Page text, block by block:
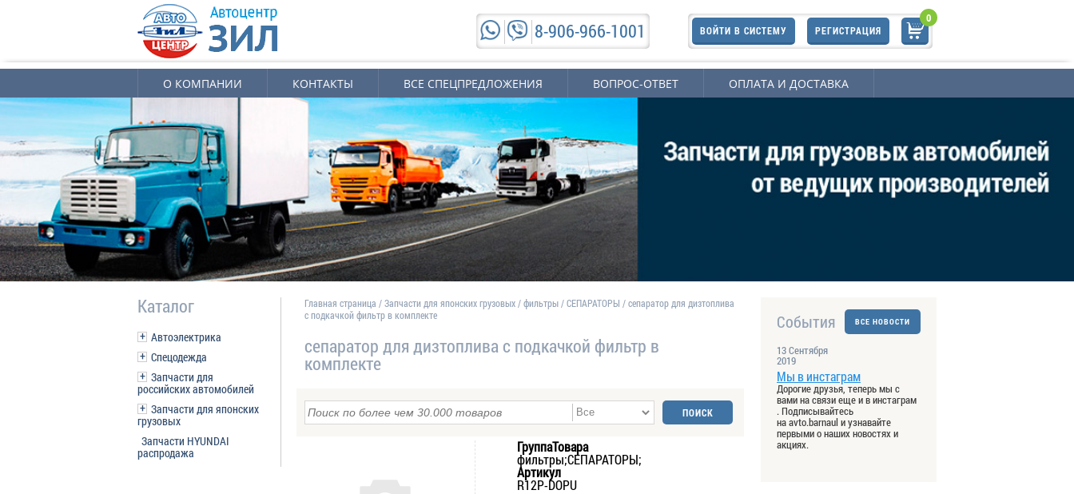
8-906-966-1001
0
ВОЙТИ В СИСТЕМУ РЕГИСТРАЦИЯ
О КОМПАНИИ КОНТАКТЫ ВСЕ СПЕЦПРЕДЛОЖЕНИЯ ВОПРОС-ОТВЕТ ОПЛАТА И ДОСТАВКА
Каталог
Автоэлектрика
Спецодежда
Запчасти для
российских автомобилей
Запчасти для японских
грузовых
Запчасти HYUNDAI
распродажа
ВСЕ НОВОСТИ
События
13 Сентября
2019
Мы в инстаграм
Дорогие друзья, теперь мы с
вами на связи еще и в инстаграм
. Подписывайтесь
на avto.barnaul и узнавайте
первыми о наших новостях и
акциях.
Главная страница /Запчасти для японских грузовых/фильтры/СЕПАРАТОРЫ /сепаратор для дизтоплива
с подкачкой фильтр в комплекте
сепаратор для дизтоплива с подкачкой фильтр в
комплекте
ГруппаТовара
фильтры;СЕПАРАТОРЫ;
Артикул
R12P-DOPU